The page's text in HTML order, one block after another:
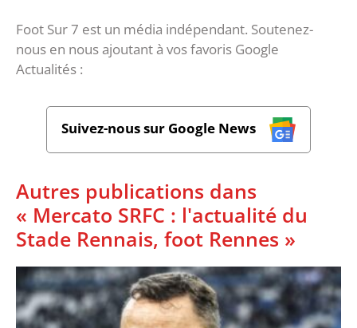
Foot Sur 7 est un média indépendant. Soutenez-
nous en nous ajoutant à vos favoris Google
Actualités :
Suivez-nous sur Google News
Autres publications dans
« Mercato SRFC : l'actualité du
Stade Rennais, foot Rennes »